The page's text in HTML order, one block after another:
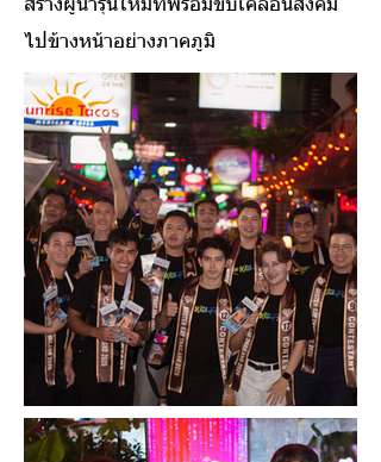
สร้างผู้นำรุ่นใหม่ที่พร้อมขับเคลื่อนสังคม
ไปข้างหน้าอย่างภาคภูมิ